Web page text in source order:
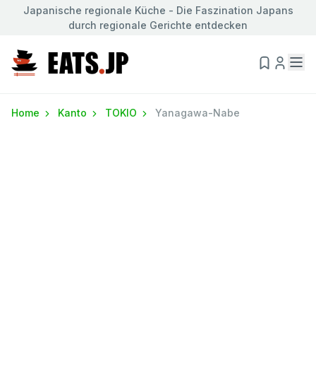
Japanische regionale Küche - Die Faszination Japans
durch regionale Gerichte entdecken
Home Kanto TOKIO Yanagawa-Nabe